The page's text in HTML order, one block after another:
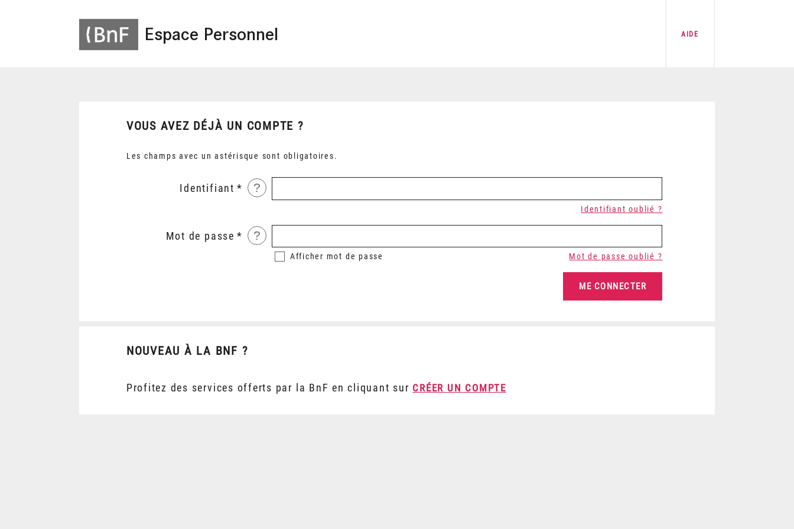
Espace Personnel AIDE
VOUS AVEZ DÉJÀ UN COMPTE ?
Les champs avec un astérisque sont obligatoires.
Identifiant ?
Identifiant oublié ?
Mot de passe ?
Afficher mot de passe Mot de passe oublié ?
NOUVEAU À LA BNF ?
Profitez des services offerts par la BnF en cliquant sur CRÉER UN COMPTE